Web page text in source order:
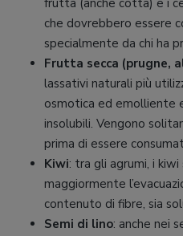
che dovrebbero essere
specialmente da chi ha
Frutta secca (prugne,
lassativi naturali più
osmotica ed emolliente
insolubili. Vengono
prima di essere
Kiwi: tra gli agrumi, i
maggiormente
contenuto di fibre, sia
Semi di lino: anche nei